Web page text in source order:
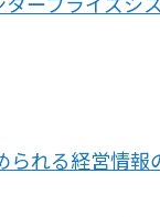
れる経営情